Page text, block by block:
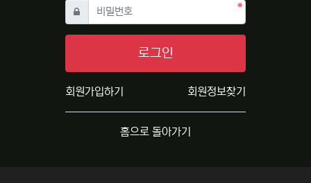
비밀번호필수
로그인
회원가입하기 회원정보찾기
홈으로 돌아가기